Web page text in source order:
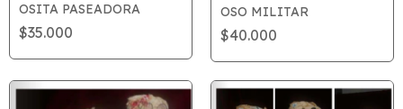
OSITA PASEADORA
$35.000
OSO MILITAR
$40.000